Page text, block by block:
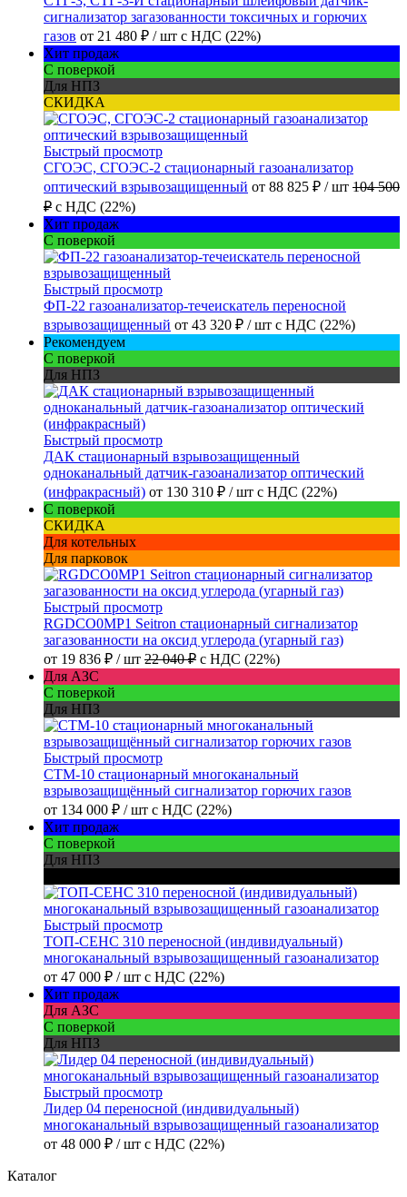
сигнализатор загазованности токсичных и горючих
газов от 21 480 ₽ / шт с НДС (22%)
Хит продаж
С поверкой
Для НПЗ
СКИДКА
Быстрый просмотр
СГОЭС, СГОЭС-2 стационарный газоанализатор
оптический взрывозащищенный от 88 825 ₽ / шт 104 500
₽ с НДС (22%)
Хит продаж
С поверкой
Быстрый просмотр
ФП-22 газоанализатор-течеискатель переносной
взрывозащищенный от 43 320 ₽ / шт с НДС (22%)
Рекомендуем
С поверкой
Для НПЗ
Быстрый просмотр
ДАК стационарный взрывозащищенный
одноканальный датчик-газоанализатор оптический
(инфракрасный) от 130 310 ₽ / шт с НДС (22%)
С поверкой
СКИДКА
Для котельных
Для парковок
Быстрый просмотр
RGDCO0MP1 Seitron стационарный сигнализатор
загазованности на оксид углерода (угарный газ)
от 19 836 ₽ / шт 22 040 ₽ с НДС (22%)
Для АЗС
С поверкой
Для НПЗ
Быстрый просмотр
СТМ-10 стационарный многоканальный
взрывозащищённый сигнализатор горючих газов
от 134 000 ₽ / шт с НДС (22%)
Хит продаж
С поверкой
Для НПЗ
Быстрый просмотр
ТОП-СЕНС 310 переносной (индивидуальный)
многоканальный взрывозащищенный газоанализатор
от 47 000 ₽ / шт с НДС (22%)
Хит продаж
Для АЗС
С поверкой
Для НПЗ
Быстрый просмотр
Лидер 04 переносной (индивидуальный)
многоканальный взрывозащищенный газоанализатор
от 48 000 ₽ / шт с НДС (22%)
Каталог